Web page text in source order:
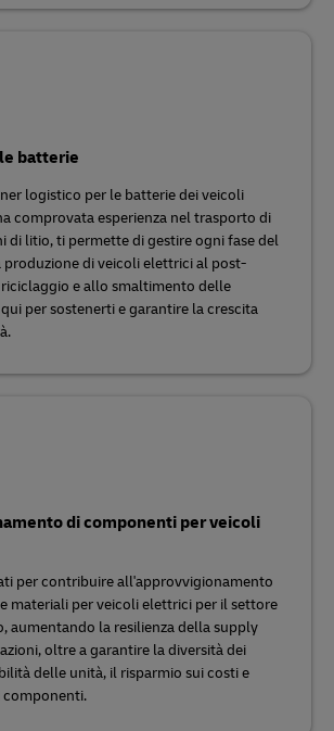
batterie
logistico per le batterie dei veicoli
comprovata esperienza nel trasporto di
di litio, ti permette di gestire ogni fase del
produzione di veicoli elettrici al post-
e allo smaltimento delle
per sostenerti e garantire la crescita
di componenti per veicoli
per contribuire all'approvvigionamento
materiali per veicoli elettrici per il settore
aumentando la resilienza della supply
oltre a garantire la diversità dei
delle unità, il risparmio sui costi e
componenti.